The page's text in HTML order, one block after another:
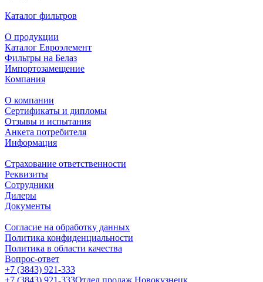
Каталог фильтров
О продукции
Каталог Евроэлемент
Фильтры на Белаз
Импортозамещение
Компания
О компании
Сертификаты и дипломы
Отзывы и испытания
Анкета потребителя
Информация
Страхование ответственности
Реквизиты
Сотрудники
Дилеры
Документы
Согласие на обработку данных
Политика конфиденциальности
Политика в области качества
Вопрос-ответ
+7 (3843) 921-333
+7 (3843) 921-333Отдел продаж Новокузнецк